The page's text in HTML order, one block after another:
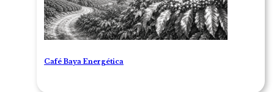
Café Baya Energética